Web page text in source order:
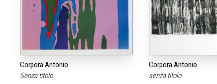
Corpora Antonio
Senza titolo
Corpora Antonio
senza titolo